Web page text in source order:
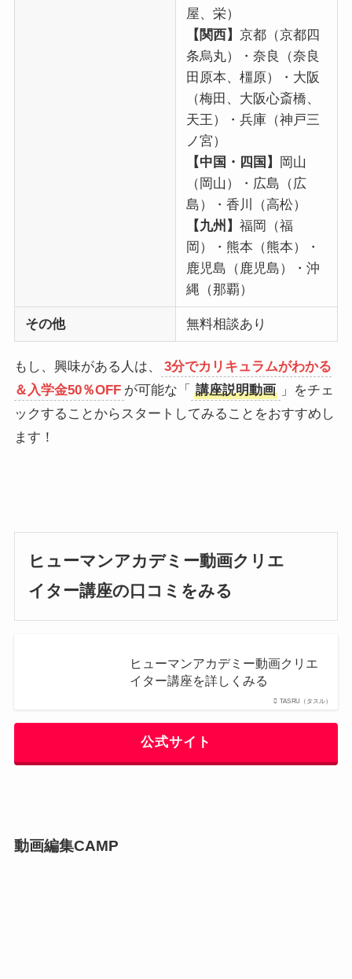
屋、栄）
【関西】 京都（京都四
条烏丸）・奈良（奈良
田原本、橿原）・大阪
（梅田、大阪心斎橋、
天王）・兵庫（神戸三
ノ宮）
【中国・四国】
岡山
（岡山）・広島（広
島）・香川（高松）
【九州】 福岡（福
岡）・熊本（熊本）・
鹿児島（鹿児島）・沖
縄（那覇）
その他 無料相談あり
もし、興味がある人は、
3分でカリキュラムがわかる
＆入学金50％OFF が可能な「 講座説明動画
」をチェ
ックすることからスタートしてみることをおすすめし
ます！
ヒューマンアカデミー動画クリエ
イター講座の口コミ をみる
TASRU（タスル）
ヒューマンアカデミー動画クリエ
イター講座を詳しくみる
公式サイト
動画編集CAMP